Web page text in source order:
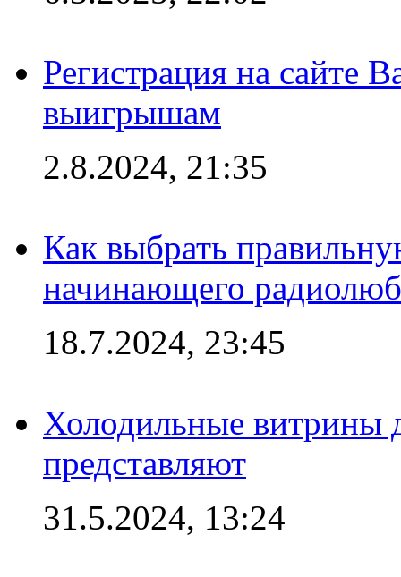
Регистрация на сайте
выигрышам
2.8.2024, 21:35
Как выбрать
начинающего
18.7.2024, 23:45
Холодильные витрины
представляют
31.5.2024, 13:24